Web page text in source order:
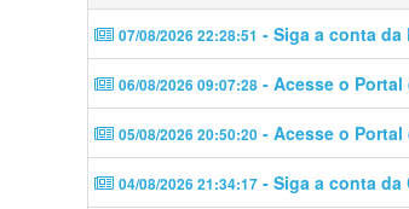
07/08/2026 22:28:51 - Siga a conta da
06/08/2026 09:07:28 - Acesse o
05/08/2026 20:50:20 - Acesse o Portal
04/08/2026 21:34:17 - Siga a conta da